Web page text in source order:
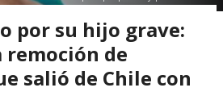
por su hijo grave:
de
salió de Chile con